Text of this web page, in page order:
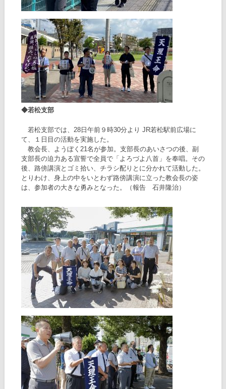
◆若松支部
若松支部では、28日午前９時30分より JR若松駅前広場に
て、１日目の活動を実施した。
教会長、ようぼく21名が参加。支部長のあいさつの後、副
支部長の迫力ある宣誓で全員で「よろづよ八首」を奉唱。その
後、路傍講演とゴミ拾い、チラシ配りとに分かれて活動した。
とりわけ、身上の中をいとわず路傍講演に立った教会長の姿
は、参加者の大きな勇みとなった。（報告 石井隆治）